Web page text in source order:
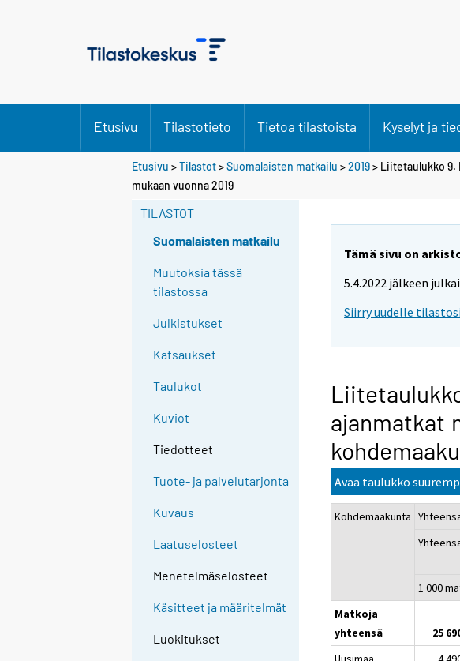
Etusivu Tilastotieto Tietoa tilastoista Kyselyt ja
Etusivu >Tilastot>Suomalaisten matkailu >2019> Liitetaulukko 9.
mukaan vuonna 2019
TILASTOT
Suomalaisten matkailu
Muutoksia tässä
tilastossa
Julkistukset
Katsaukset
Taulukot
Kuviot
Tiedotteet
Tuote- ja palvelutarjonta
Kuvaus
Laatuselosteet
Menetelmäselosteet
Käsitteet ja määritelmät
Luokitukset
Tämä sivu on
5.4.2022 jälkeen
Siirry uudelle
ajanmatkat
Avaa taulukko
Kohdemaakunta
1 000
Matkoja
yhteensä
25